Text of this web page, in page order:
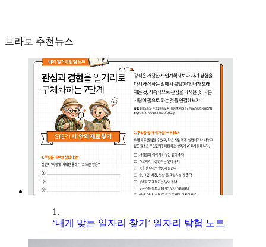
브라보 추천뉴스
1.
‘내게 맞는 일자리 찾기’ 일자리 탐험 노트